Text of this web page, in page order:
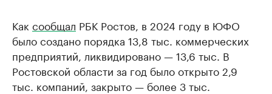
Как сообщал РБК Ростов, в 2024 году в ЮФО
было создано порядка 13,8 тыс. коммерческих
предприятий, ликвидировано — 13,6 тыс. В
Ростовской области за год было открыто 2,9
тыс. компаний, закрыто — более 3 тыс.